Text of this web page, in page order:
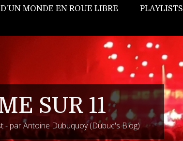
MONDE EN ROUE LIBRE PLAYLISTS
SUR 11
- par Antoine Dubuquoy (Dubuc's Blog)